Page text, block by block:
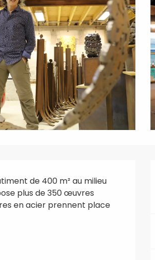
de 400 m² au milieu
plus de 350 œuvres
en acier prennent place